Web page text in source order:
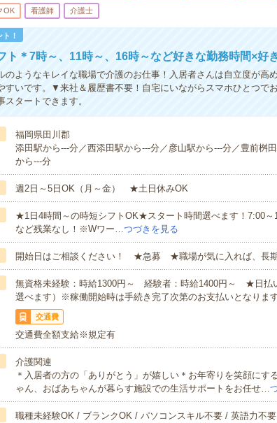
OK 看護師 介護士
！
ト＊7時～、11時～、16時～など好きな勤務時間×好
のようなキレイな職場で介護のお仕事！入居者さんは自立度が高
すいです。▼来社＆履歴書不要！自宅にいながらスマホひとつで
スタートできます。
福岡県田川郡
添田駅から---分／西添田駅から---分／彦山駅から---分／豊前桝
から---分
週2日～5日OK（月～金） ★土日休みOK
★1日4時間～の時短シフトOK★スタート時間選べます！7:00～
など残業なし！※Wワー…つづきを見る
開始日はご相談ください！ ★急募 ★職場が気に入れば、長期
無資格未経験：時給1300円～ 経験者：時給1400円～ ★日払
選べます）※稼働開始時は手続き完了次第のお支払いとなります
交通費
交通費全額支給※規定有
介護関連
＊入居者の方の「ありがとう」が嬉しい＊お年寄りを笑顔にす
ゃん、おばあちゃんが暮らす施設での生活サポートをお任せ…
職種未経験OK / ブランクOK / パソコンスキル不要 / 英語力不要